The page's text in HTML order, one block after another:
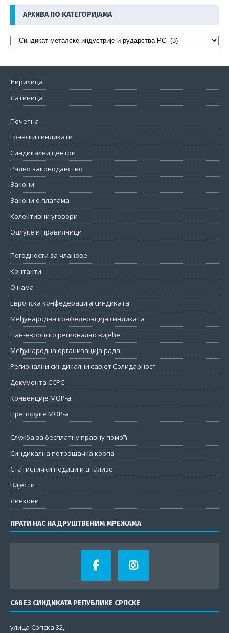
АРХИВА ПО КАТЕГОРИЈАМА
Ћирилица
Латиница
Почетна
Грански синдикати
Синдикални центри
Радно законодавство
Закони
Закони о платама
Колективни уговори
Одлуке и правилници
Погодности за чланове
Контакти
О нама
Европска конфедерација синдиката
Међународна конфедерација синдиката
Пан-европско регионално вијеће
Међународна организација рада
Регионални синдикални савјет Солидарност
Документа ССРС
Конвенције МОР-а
Препоруке МОР-а
Служба за бесплатну правну помоћ
Синдикална потрошачка корпа
Статистички подаци и анализе
Вијести
Линкови
ПРАТИ НАС НА ДРУШТВЕНИМ МРЕЖАМА
САВЕЗ СИНДИКАТА РЕПУБЛИКЕ СРПСКЕ
улица Српска 32,